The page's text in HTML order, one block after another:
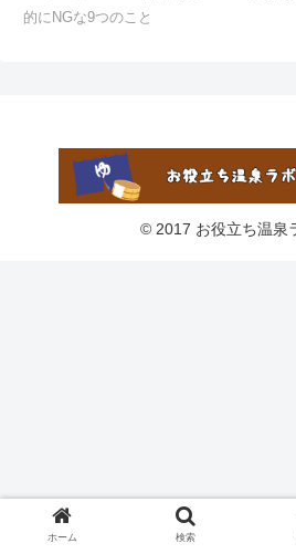
的にNGな9つのこと
© 2017 お役立ち温泉
ホーム 検索